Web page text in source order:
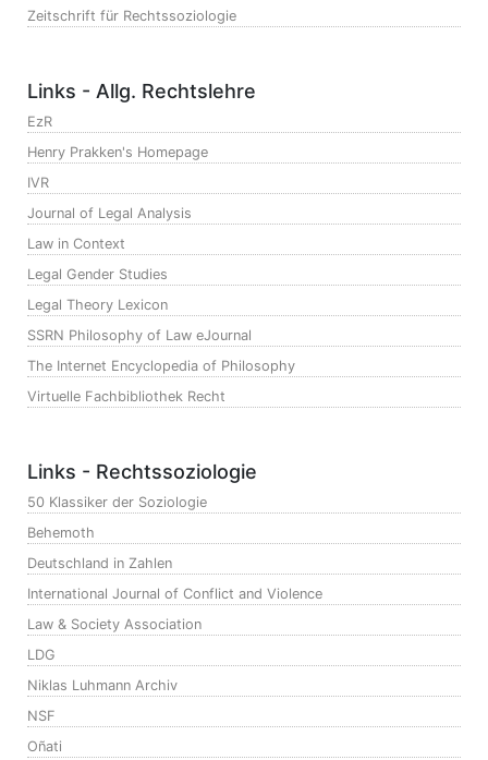
Zeitschrift für Rechtssoziologie
Links - Allg. Rechtslehre
EzR
Henry Prakken's Homepage
IVR
Journal of Legal Analysis
Law in Context
Legal Gender Studies
Legal Theory Lexicon
SSRN Philosophy of Law eJournal
The Internet Encyclopedia of Philosophy
Virtuelle Fachbibliothek Recht
Links - Rechtssoziologie
50 Klassiker der Soziologie
Behemoth
Deutschland in Zahlen
International Journal of Conflict and Violence
Law & Society Association
LDG
Niklas Luhmann Archiv
NSF
Oñati